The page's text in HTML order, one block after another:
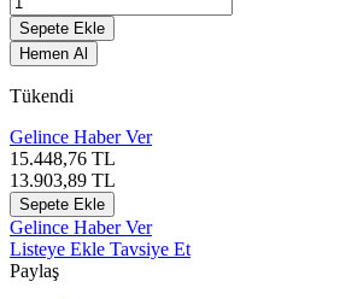
Sepete Ekle
Hemen Al
Tükendi
Gelince Haber Ver
15.448,76 TL
13.903,89 TL
Sepete Ekle
Gelince Haber Ver
Listeye Ekle Tavsiye Et
Paylaş